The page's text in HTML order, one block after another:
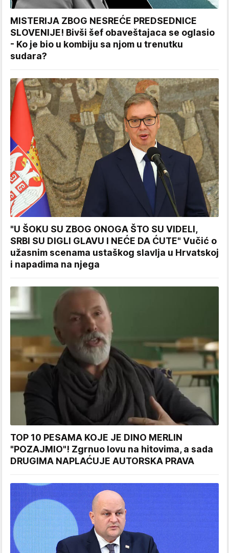
MISTERIJA ZBOG NESREĆE PREDSEDNICE
SLOVENIJE! Bivši šef obaveštajaca se oglasio
- Ko je bio u kombiju sa njom u trenutku
sudara?
"U ŠOKU SU ZBOG ONOGA ŠTO SU VIDELI,
SRBI SU DIGLI GLAVU I NEĆE DA ĆUTE" Vučić o
užasnim scenama ustaškog slavlja u Hrvatskoj
i napadima na njega
TOP 10 PESAMA KOJE JE DINO MERLIN
"POZAJMIO"! Zgrnuo lovu na hitovima, a sada
DRUGIMA NAPLAĆUJE AUTORSKA PRAVA